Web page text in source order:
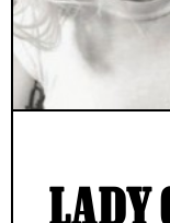
LADY